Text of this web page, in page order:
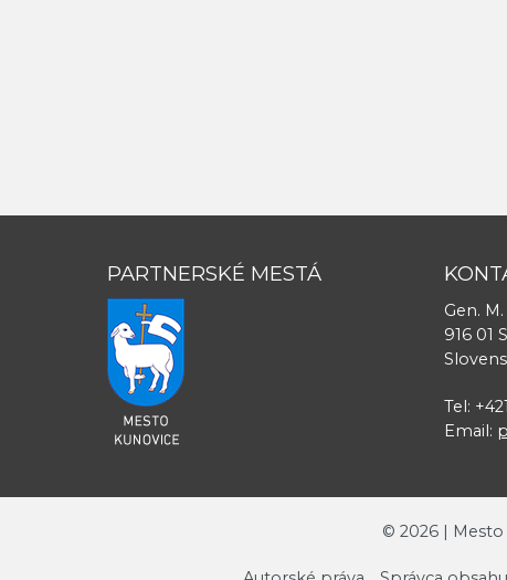
PARTNERSKÉ MESTÁ
Gen.
916 01
Tel:
Email:
© 2026 | Mesto